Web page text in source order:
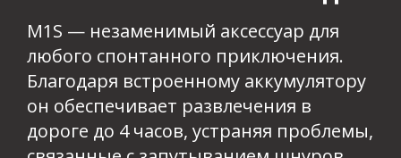
M1S — незаменимый аксессуар для
любого спонтанного приключения.
Благодаря встроенному аккумулятору
он обеспечивает развлечения в
дороге до 4 часов, устраняя проблемы,